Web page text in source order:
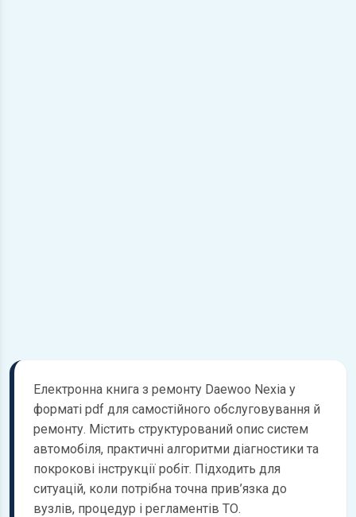
Електронна книга з ремонту Daewoo Nexia у
форматі pdf для самостійного обслуговування й
ремонту. Містить структурований опис систем
автомобіля, практичні алгоритми діагностики та
покрокові інструкції робіт. Підходить для
ситуацій, коли потрібна точна прив’язка до
вузлів, процедур і регламентів ТО.